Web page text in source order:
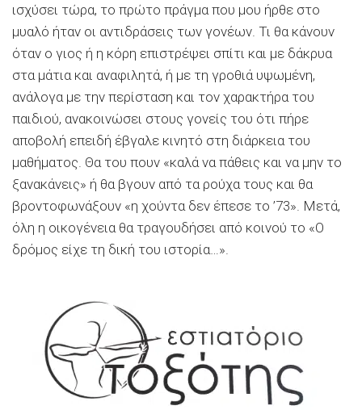
ισχύσει τώρα, το πρώτο πράγμα που μου ήρθε στο
μυαλό ήταν οι αντιδράσεις των γονέων. Τι θα κάνουν
όταν ο γιος ή η κόρη επιστρέψει σπίτι και με δάκρυα
στα μάτια και αναφιλητά, ή με τη γροθιά υψωμένη,
ανάλογα με την περίσταση και τον χαρακτήρα του
παιδιού, ανακοινώσει στους γονείς του ότι πήρε
αποβολή επειδή έβγαλε κινητό στη διάρκεια του
μαθήματος. Θα του πουν «καλά να πάθεις και να μην το
ξανακάνεις» ή θα βγουν από τα ρούχα τους και θα
βροντοφωνάξουν «η χούντα δεν έπεσε το ’73». Μετά,
όλη η οικογένεια θα τραγουδήσει από κοινού το «Ο
δρόμος είχε τη δική του ιστορία…».